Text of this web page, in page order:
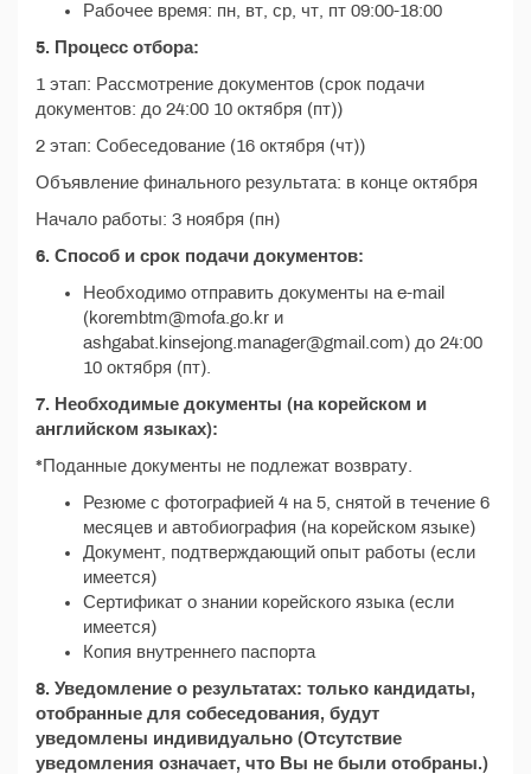
Рабочее время: пн, вт, ср, чт, пт 09:00-18:00
5. Процесс отбора:
1 этап: Рассмотрение документов (срок подачи
документов: до 24:00 10 октября (пт))
2 этап: Собеседование (16 октября (чт))
Объявление финального результата: в конце октября
Начало работы: 3 ноября (пн)
6. Способ и срок подачи документов:
Необходимо отправить документы на e-mail
(korembtm@mofa.go.kr и
ashgabat.kinsejong.manager@gmail.com) до 24:00
10 октября (пт).
7. Необходимые документы (на корейском и
английском языках):
*Поданные документы не подлежат возврату.
Резюме с фотографией 4 на 5, снятой в течение 6
месяцев и автобиография (на корейском языке)
Документ, подтверждающий опыт работы (если
имеется)
Сертификат о знании корейского языка (если
имеется)
Копия внутреннего паспорта
8. Уведомление о результатах: только кандидаты,
отобранные для собеседования, будут
уведомлены индивидуально (Отсутствие
уведомления означает, что Вы не были отобраны.)